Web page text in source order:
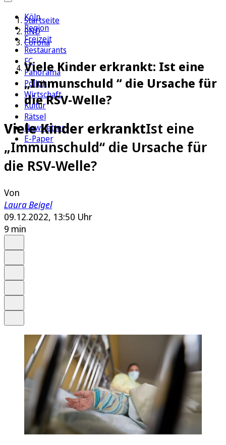
Köln
Region
Freizeit
Restaurants
FC
Panorama
Politik
Wirtschaft
Kultur
Rätsel
Newsletter
E-Paper
Startseite
RND
Corona
Viele Kinder erkrankt: Ist eine
„Immunschuld “ die Ursache für
die RSV-Welle?
Viele Kinder erkranktIst eine
„Immunschuld“ die Ursache für
die RSV-Welle?
Von
Laura Beigel
09.12.2022, 13:50 Uhr
9 min